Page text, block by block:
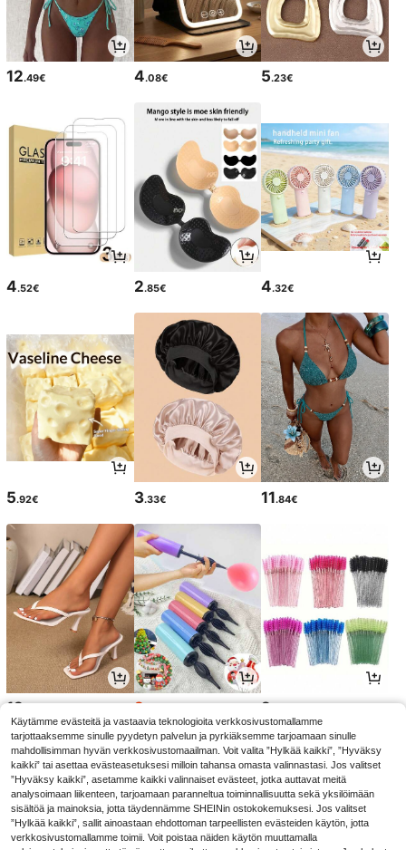
12.49€ 4.08€ 5.23€
4.52€ 2.85€ 4.32€
5.92€ 3.33€ 11.84€
12 2 2
Käytämme evästeitä ja vastaavia teknologioita verkkosivustomallamme
tarjottaaksemme sinulle pyydetyn palvelun ja pyrkiäksemme tarjoamaan sinulle
mahdollisimman hyvän verkkosivustomaailman. Voit valita ”Hylkää kaikki”, ”Hyväksy
kaikki” tai asettaa evästeasetuksesi milloin tahansa omasta valinnastasi. Jos valitset
”Hyväksy kaikki”, asetamme kaikki valinnaiset evästeet, jotka auttavat meitä
analysoimaan liikenteen, tarjoamaan paranneltua toiminnallisuutta sekä yksilöimään
sisältöä ja mainoksia, jotta täydennämme SHEINin ostokokemuksesi. Jos valitset
”Hylkää kaikki”, sallit ainoastaan ehdottoman tarpeellisten evästeiden käytön, jotta
verkkosivustomallamme toimii. Voit poistaa näiden käytön muuttamalla